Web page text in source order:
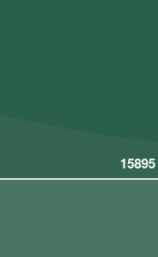
15895